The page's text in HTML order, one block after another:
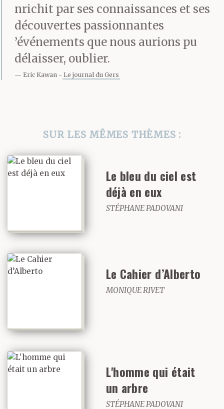
variété d’orange amère.
nrichit par ses connaissances et ses
découvertes passionnantes
’événements que nous aurions pu
délaisser, oublier.
Eric Kawan Le journal du Gers
SUR LES MÊMES THÈMES :
Le bleu du ciel est
déjà en eux
STÉPHANE PADOVANI
Le Cahier d’Alberto
MONIQUE RIVET
L'homme qui était
un arbre
STÉPHANE PADOVANI